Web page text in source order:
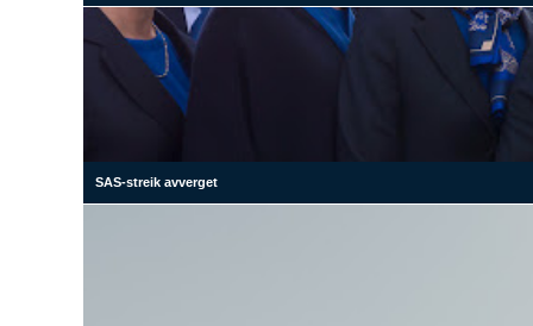
SAS-streik avverget